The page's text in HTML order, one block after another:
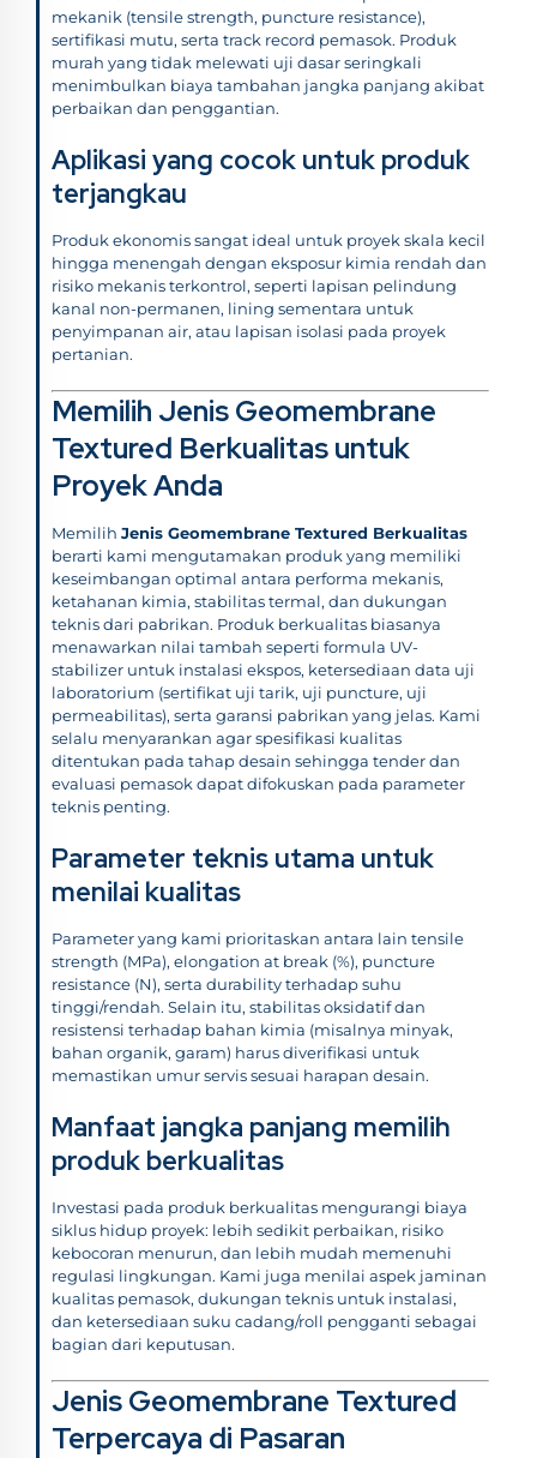
mekanik (tensile strength, puncture resistance),
sertifikasi mutu, serta track record pemasok. Produk
murah yang tidak melewati uji dasar seringkali
menimbulkan biaya tambahan jangka panjang akibat
perbaikan dan penggantian.
Aplikasi yang cocok untuk produk
terjangkau
Produk ekonomis sangat ideal untuk proyek skala kecil
hingga menengah dengan eksposur kimia rendah dan
risiko mekanis terkontrol, seperti lapisan pelindung
kanal non-permanen, lining sementara untuk
penyimpanan air, atau lapisan isolasi pada proyek
pertanian.
Memilih Jenis Geomembrane
Textured Berkualitas untuk
Proyek Anda
Memilih Jenis Geomembrane Textured Berkualitas
berarti kami mengutamakan produk yang memiliki
keseimbangan optimal antara performa mekanis,
ketahanan kimia, stabilitas termal, dan dukungan
teknis dari pabrikan. Produk berkualitas biasanya
menawarkan nilai tambah seperti formula UV-
stabilizer untuk instalasi ekspos, ketersediaan data uji
laboratorium (sertifikat uji tarik, uji puncture, uji
permeabilitas), serta garansi pabrikan yang jelas. Kami
selalu menyarankan agar spesifikasi kualitas
ditentukan pada tahap desain sehingga tender dan
evaluasi pemasok dapat difokuskan pada parameter
teknis penting.
Parameter teknis utama untuk
menilai kualitas
Parameter yang kami prioritaskan antara lain tensile
strength (MPa), elongation at break (%), puncture
resistance (N), serta durability terhadap suhu
tinggi/rendah. Selain itu, stabilitas oksidatif dan
resistensi terhadap bahan kimia (misalnya minyak,
bahan organik, garam) harus diverifikasi untuk
memastikan umur servis sesuai harapan desain.
Manfaat jangka panjang memilih
produk berkualitas
Investasi pada produk berkualitas mengurangi biaya
siklus hidup proyek: lebih sedikit perbaikan, risiko
kebocoran menurun, dan lebih mudah memenuhi
regulasi lingkungan. Kami juga menilai aspek jaminan
kualitas pemasok, dukungan teknis untuk instalasi,
dan ketersediaan suku cadang/roll pengganti sebagai
bagian dari keputusan.
Jenis Geomembrane Textured
Terpercaya di Pasaran